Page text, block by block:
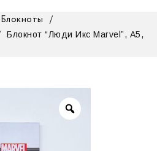
Блокноты
/
Блокнот “Люди Икс Marvel”, А5,